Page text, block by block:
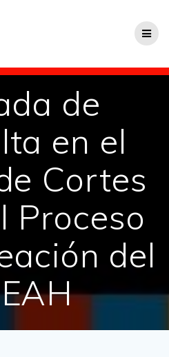
de
en el
Cortes
Proceso
del